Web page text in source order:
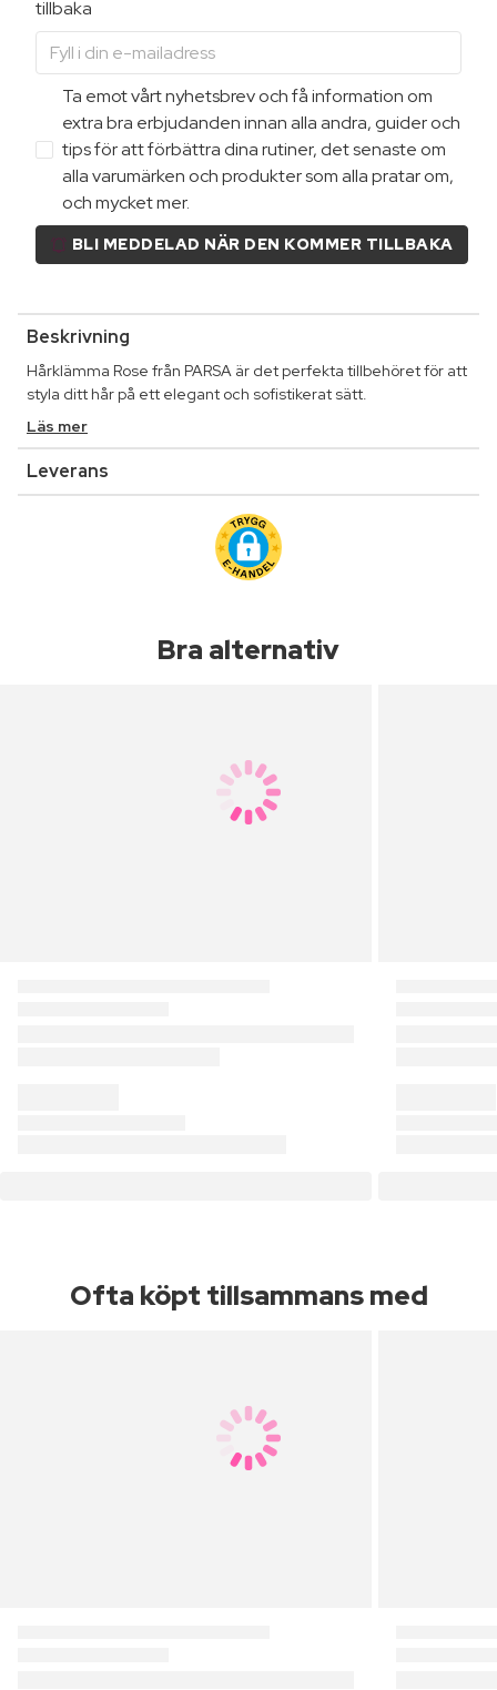
tillbaka
Ta emot vårt nyhetsbrev och få information om
extra bra erbjudanden innan alla andra, guider och
tips för att förbättra dina rutiner, det senaste om
alla varumärken och produkter som alla pratar om,
och mycket mer.
BLI MEDDELAD NÄR DEN KOMMER TILLBAKA
Beskrivning
Hårklämma Rose från PARSA är det perfekta tillbehöret för att
styla ditt hår på ett elegant och sofistikerat sätt.
Läs mer
Leverans
Bra alternativ
Ofta köpt tillsammans med